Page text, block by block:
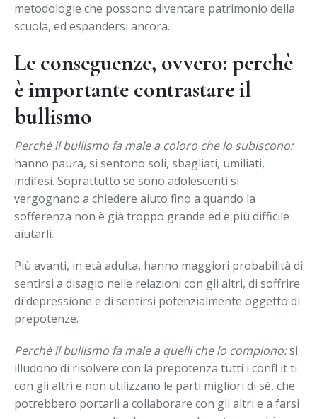
metodologie che possono diventare patrimonio della
scuola, ed espandersi ancora.
Le conseguenze, ovvero: perchè
è importante contrastare il
bullismo
Perchè il bullismo fa male a coloro che lo subiscono:
hanno paura, si sentono soli, sbagliati, umiliati,
indifesi. Soprattutto se sono adolescenti si
vergognano a chiedere aiuto fino a quando la
sofferenza non è già troppo grande ed è più difficile
aiutarli.
Più avanti, in età adulta, hanno maggiori probabilità di
sentirsi a disagio nelle relazioni con gli altri, di soffrire
di depressione e di sentirsi potenzialmente oggetto di
prepotenze.
Perchè il bullismo fa male a quelli che lo compiono:si
illudono di risolvere con la prepotenza tutti i confl it ti
con gli altri e non utilizzano le parti migliori di sè, che
potrebbero portarli a collaborare con gli altri e a farsi